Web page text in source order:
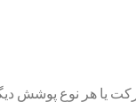
یا هر نوع پوشش